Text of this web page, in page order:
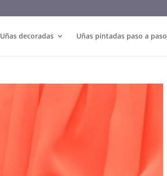
Uñas decoradas Uñas pintadas paso a paso